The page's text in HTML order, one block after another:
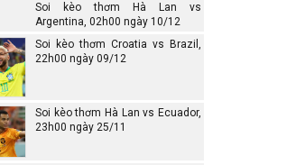
Soi kèo thơm Hà Lan vs
Argentina, 02h00 ngày 10/12
Soi kèo thơm Croatia vs Brazil,
22h00 ngày 09/12
Soi kèo thơm Hà Lan vs Ecuador,
23h00 ngày 25/11